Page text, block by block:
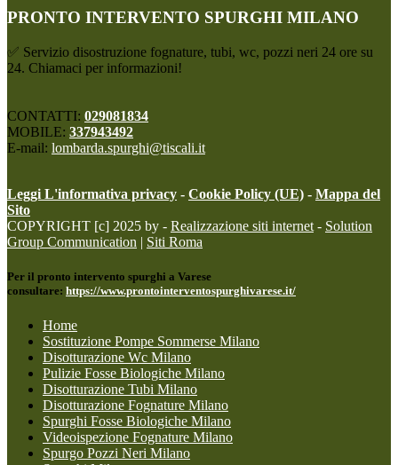
PRONTO INTERVENTO SPURGHI MILANO
✅ Servizio disostruzione fognature, tubi, wc, pozzi neri 24 ore su
24. Chiamaci per informazioni!
CONTATTI: 029081834
MOBILE: 337943492
E-mail: lombarda.spurghi@tiscali.it
Leggi L'informativa privacy - Cookie Policy (UE) - Mappa del
Sito
COPYRIGHT [c] 2025 by - Realizzazione siti internet - Solution
Group Communication | Siti Roma
Per il pronto intervento spurghi a Varese
consultare: https://www.prontointerventospurghivarese.it/
Home
Sostituzione Pompe Sommerse Milano
Disotturazione Wc Milano
Pulizie Fosse Biologiche Milano
Disotturazione Tubi Milano
Disotturazione Fognature Milano
Spurghi Fosse Biologiche Milano
Videoispezione Fognature Milano
Spurgo Pozzi Neri Milano